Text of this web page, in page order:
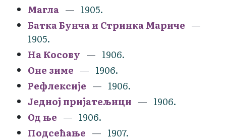
Магла
1905.
Батка Бунча и Стринка Мариче
1905.
На Косову
1906.
Оне зиме
1906.
Рефлексије
1906.
Једној пријатељици
1906.
Од ње
1906.
Подсећање
1907.